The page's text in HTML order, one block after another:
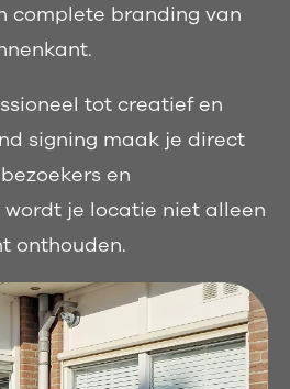
complete branding van
tot creatief en
signing maak je direct
en
wordt je locatie niet alleen
onthouden.